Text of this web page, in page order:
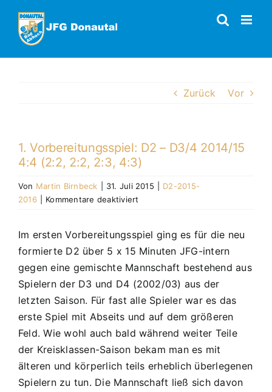
Inhalt
springen
Zurück Vor
1. Vorbereitungsspiel: D2 – D3/4 2014/15
4:4 (2:2, 2:2, 2:3, 4:3)
Von Martin Birnbeck 31. Juli 2015
D2-2015-
2016
Kommentare deaktiviert
D2
–
D3/4
2014/15
(2:2,
2:2,
2:3,
4:3)
Im ersten Vorbereitungsspiel ging es für die neu
formierte D2 über 5 x 15 Minuten JFG-intern
gegen eine gemischte Mannschaft bestehend aus
Spielern der D3 und D4 (2002/03) aus der
letzten Saison. Für fast alle Spieler war es das
erste Spiel mit Abseits und auf dem größeren
Feld. Wie wohl auch bald während weiter Teile
der Kreisklassen-Saison bekam man es mit
älteren und körperlich teils erheblich überlegenen
Spielern zu tun. Die Mannschaft ließ sich davon